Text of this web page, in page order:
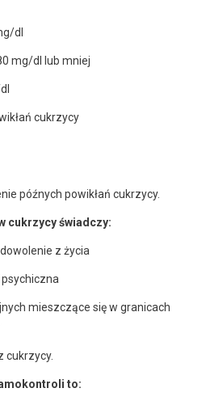
dl
mg/dl lub mniej
cukrzycy
późnych powikłań cukrzycy.
cukrzycy świadczy:
z życia
mieszczące się w granicach
cukrzycy.
to: